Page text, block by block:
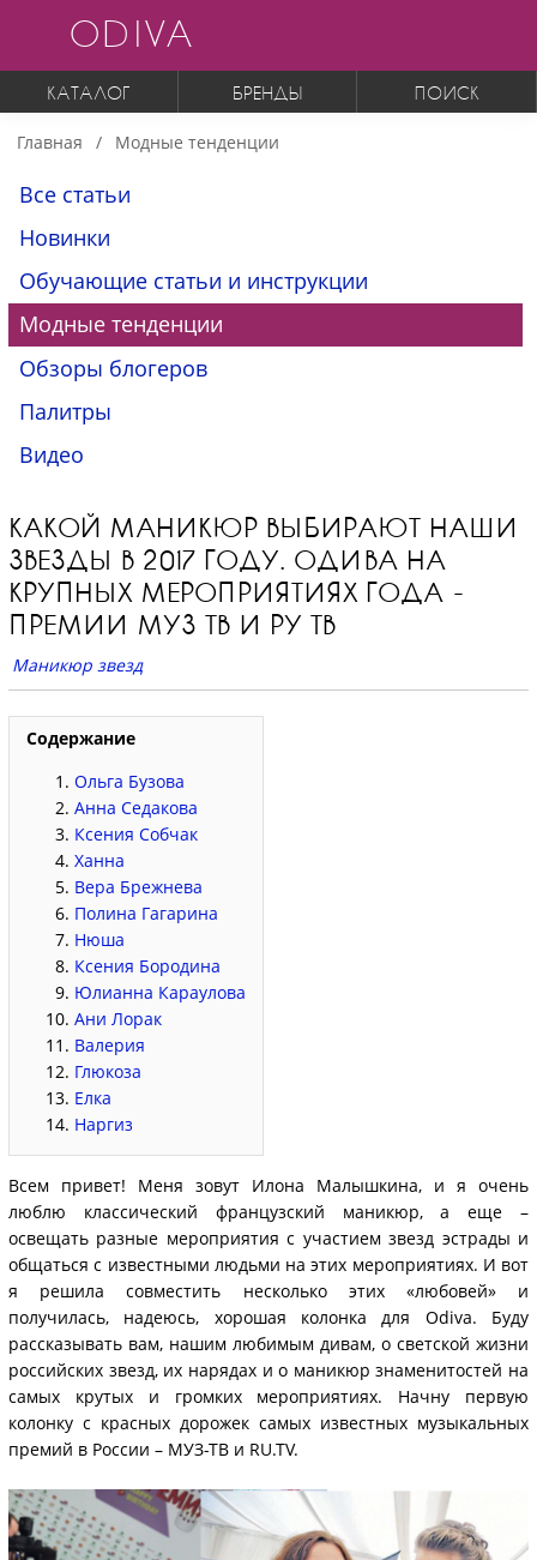
ODIVA
КАТАЛОГ БРЕНДЫ ПОИСК
Главная Модные тенденции
Все статьи
Новинки
Обучающие статьи и инструкции
Модные тенденции
Обзоры блогеров
Палитры
Видео
КАКОЙ МАНИКЮР ВЫБИРАЮТ НАШИ
ЗВЕЗДЫ В 2017 ГОДУ. ОДИВА НА
КРУПНЫХ МЕРОПРИЯТИЯХ ГОДА -
ПРЕМИИ МУЗ ТВ И РУ ТВ
Маникюр звезд
Содержание
Ольга Бузова
Анна Седакова
Ксения Собчак
Ханна
Вера Брежнева
Полина Гагарина
Нюша
Ксения Бородина
Юлианна Караулова
Ани Лорак
Валерия
Глюкоза
Елка
Наргиз
Всем привет! Меня зовут Илона Малышкина, и я очень
люблю классический французский маникюр, а еще –
освещать разные мероприятия с участием звезд эстрады и
общаться с известными людьми на этих мероприятиях. И вот
я решила совместить несколько этих «любовей» и
получилась, надеюсь, хорошая колонка для Odiva. Буду
рассказывать вам, нашим любимым дивам, о светской жизни
российских звезд, их нарядах и о маникюр знаменитостей на
самых крутых и громких мероприятиях. Начну первую
колонку с красных дорожек самых известных музыкальных
премий в России – МУЗ-ТВ и RU.TV.